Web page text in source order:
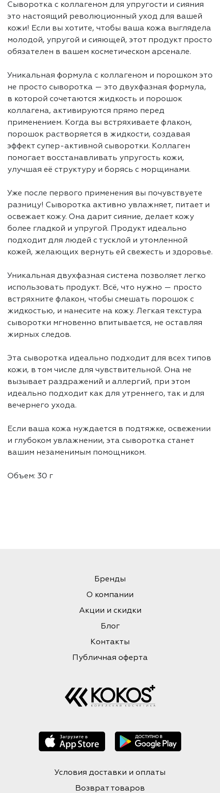
Сыворотка с коллагеном для упругости и сияния
это настоящий революционный уход для вашей
кожи! Если вы хотите, чтобы ваша кожа выглядела
молодой, упругой и сияющей, этот продукт просто
обязателен в вашем косметическом арсенале.
Уникальная формула с коллагеном и порошком это
не просто сыворотка — это двухфазная формула,
в которой сочетаются жидкость и порошок
коллагена, активируются прямо перед
применением. Когда вы встряхиваете флакон,
порошок растворяется в жидкости, создавая
эффект супер-активной сыворотки. Коллаген
помогает восстанавливать упругость кожи,
улучшая её структуру и борясь с морщинами.
Уже после первого применения вы почувствуете
разницу! Сыворотка активно увлажняет, питает и
освежает кожу. Она дарит сияние, делает кожу
более гладкой и упругой. Продукт идеально
подходит для людей с тусклой и утомленной
кожей, желающих вернуть ей свежесть и здоровье.
Уникальная двухфазная система позволяет легко
использовать продукт. Всё, что нужно — просто
встряхните флакон, чтобы смешать порошок с
жидкостью, и нанесите на кожу. Легкая текстура
сыворотки мгновенно впитывается, не оставляя
жирных следов.
Эта сыворотка идеально подходит для всех типов
кожи, в том числе для чувствительной. Она не
вызывает раздражений и аллергий, при этом
идеально подходит как для утреннего, так и для
вечернего ухода.
Если ваша кожа нуждается в подтяжке, освежении
и глубоком увлажнении, эта сыворотка станет
вашим незаменимым помощником.
Объем: 30 г
Бренды
О компании
Акции и скидки
Блог
Контакты
Публичная оферта
Условия доставки и оплаты
Возврат товаров